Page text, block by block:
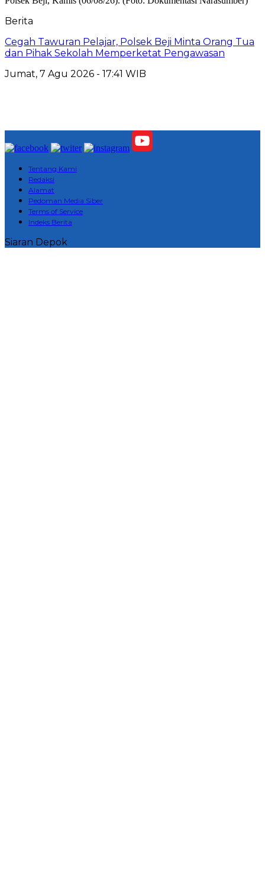
Berita
Cegah Tawuran Pelajar, Polsek Beji Minta Orang Tua
dan Pihak Sekolah Memperketat Pengawasan
Jumat, 7 Agu 2026 - 17:41 WIB
Tentang Kami
Redaksi
Alamat
Pedoman Media Siber
Terms of Service
Indeks Berita
Siaran Depok